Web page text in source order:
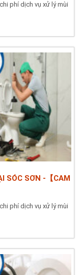
phí dịch vụ xử lý mùi
SÓC SƠN -【CAM
phí dịch vụ xử lý mùi